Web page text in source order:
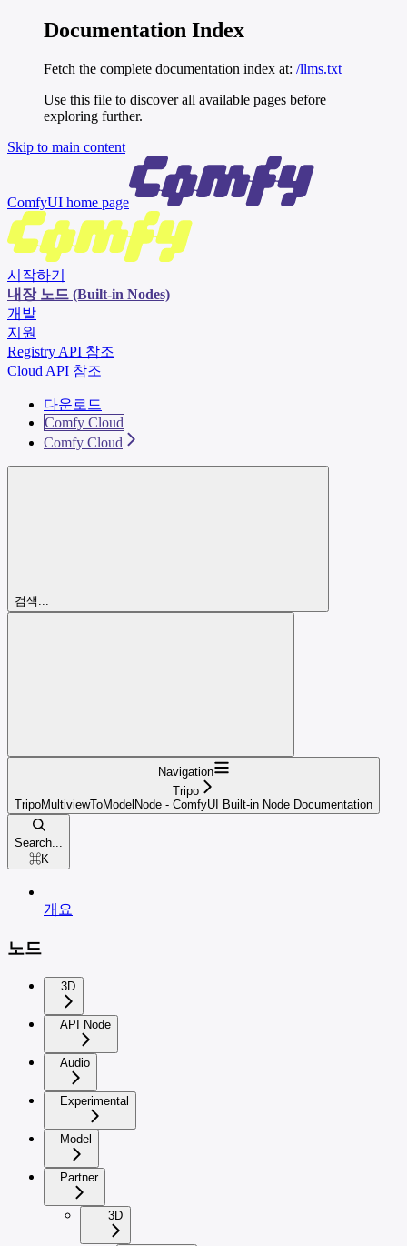
Documentation Index
Fetch the complete documentation index at: /llms.txt
Use this file to discover all available pages before
exploring further.
Skip to main content
ComfyUI home page
시작하기
내장 노드 (Built-in Nodes)
개발
지원
Registry API 참조
Cloud API 참조
다운로드
Comfy Cloud
Comfy Cloud
검색...
Navigation
Tripo
TripoMultiviewToModelNode - ComfyUI Built-in Node Documentation
Search...
⌘K
개요
노드
3D
API Node
Audio
Experimental
Model
Partner
3D